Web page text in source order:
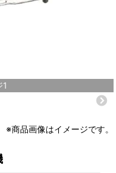
※商品画像はイメージです。